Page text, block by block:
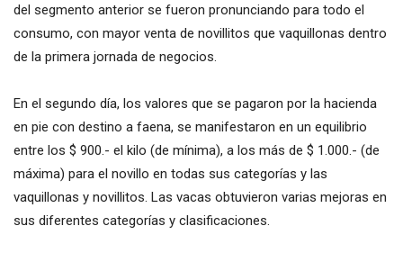
del segmento anterior se fueron pronunciando para todo el
consumo, con mayor venta de novillitos que vaquillonas dentro
de la primera jornada de negocios.
En el segundo día, los valores que se pagaron por la hacienda
en pie con destino a faena, se manifestaron en un equilibrio
entre los $ 900.- el kilo (de mínima), a los más de $ 1.000.- (de
máxima) para el novillo en todas sus categorías y las
vaquillonas y novillitos. Las vacas obtuvieron varias mejoras en
sus diferentes categorías y clasificaciones.